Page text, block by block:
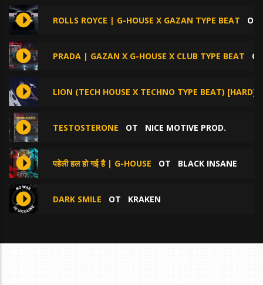
ROLLS ROYCE | G-HOUSE X GAZAN TYPE BEAT
PRADA | GAZAN X G-HOUSE X CLUB TYPE BEAT
LION (TECH HOUSE X TECHNO TYPE BEAT) [HARD]
TESTOSTERONE ОТ NICE MOTIVE PROD.
पहेली हल हो गई है | G-HOUSE ОТ BLACK INSANE
DARK SMILE ОТ KRAKEN